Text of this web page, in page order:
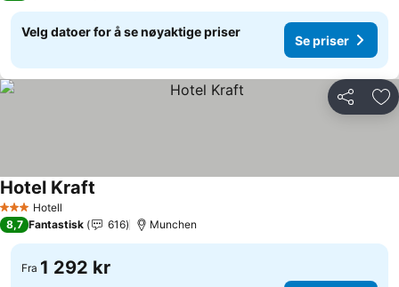
Velg datoer for å se nøyaktige priser
Se priser
Del
3 StjernerHotell
Hotel Kraft
8,7 Fantastisk 616 Munchen
Fra 1 292 kr